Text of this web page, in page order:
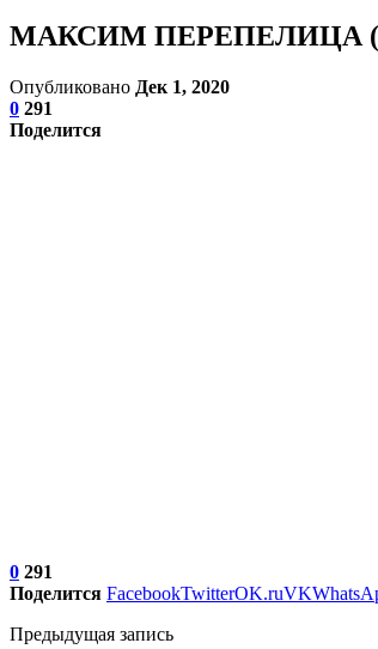
МАКСИМ ПЕРЕПЕЛИЦА
Опубликовано Дек 1, 2020
0 291
Поделится
0 291
Поделится FacebookTwitterOK.ruVK
Предыдущая запись